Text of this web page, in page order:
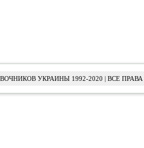
УКРАИНЫ 1992-2020 | ВСЕ